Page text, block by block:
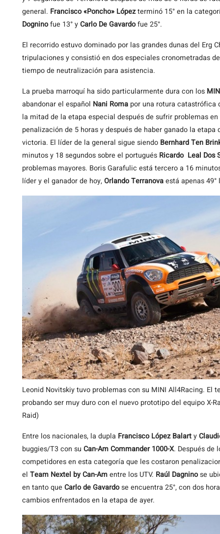
general. Francisco «Poncho» Lópezterminó 15° en la
Dogninofue 13° yCarlo De Gavardofue 25°.
El recorrido estuvo dominado por las grandes dunas del Erg
tripulaciones y consistió en dos especiales cronometradas
tiempo de neutralización para asistencia.
La prueba marroquí ha sido particularmente dura con los
abandonar el español Nani Roma por una rotura catastrófica
la mitad de la etapa especial después de sufrir problemas
penalización de 5 horas y después de haber ganado la
victoria. El líder de la general sigue siendo Bernhard Ten
minutos y 18 segundos sobre el portugués Ricardo Leal Dos
problemas mayores. Boris Garafulic está tercero a 16
líder y el ganador de hoy,Orlando Terranovaestá apenas
Leonid Novitskiy tuvo problemas con su MINI All4Racing. El
probando ser muy duro con el nuevo prototipo del equipo X-
Raid)
Entre los nacionales, la dupla Francisco López Balarty
buggies/T3 con su Can-Am Commander 1000-X. Después de
competidores en esta categoría que les costaron
el Team Nextel by Can-Amentre los UTV. Raúl Dagninose
en tanto que Carlo de Gavardose encuentra 25°, con dos
cambios enfrentados en la etapa de ayer.